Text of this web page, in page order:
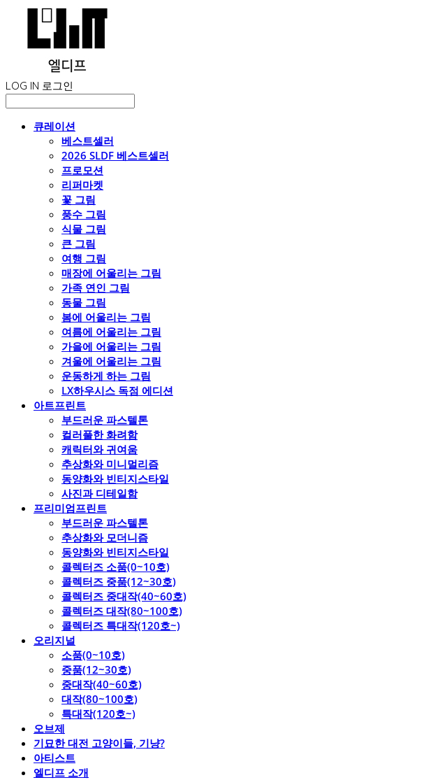
LOG IN 로그인
큐레이션
베스트셀러
2026 SLDF 베스트셀러
프로모션
리퍼마켓
꽃 그림
풍수 그림
식물 그림
큰 그림
여행 그림
매장에 어울리는 그림
가족 연인 그림
동물 그림
봄에 어울리는 그림
여름에 어울리는 그림
가을에 어울리는 그림
겨울에 어울리는 그림
운동하게 하는 그림
LX하우시스 독점 에디션
아트프린트
부드러운 파스텔톤
컬러풀한 화려함
캐릭터와 귀여움
추상화와 미니멀리즘
동양화와 빈티지스타일
사진과 디테일함
프리미엄프린트
부드러운 파스텔톤
추상화와 모더니즘
동양화와 빈티지스타일
콜렉터즈 소품(0~10호)
콜렉터즈 중품(12~30호)
콜렉터즈 중대작(40~60호)
콜렉터즈 대작(80~100호)
콜렉터즈 특대작(120호~)
오리지널
소품(0~10호)
중품(12~30호)
중대작(40~60호)
대작(80~100호)
특대작(120호~)
오브제
기묘한 대전 고양이들, 기냥?
아티스트
엘디프 소개